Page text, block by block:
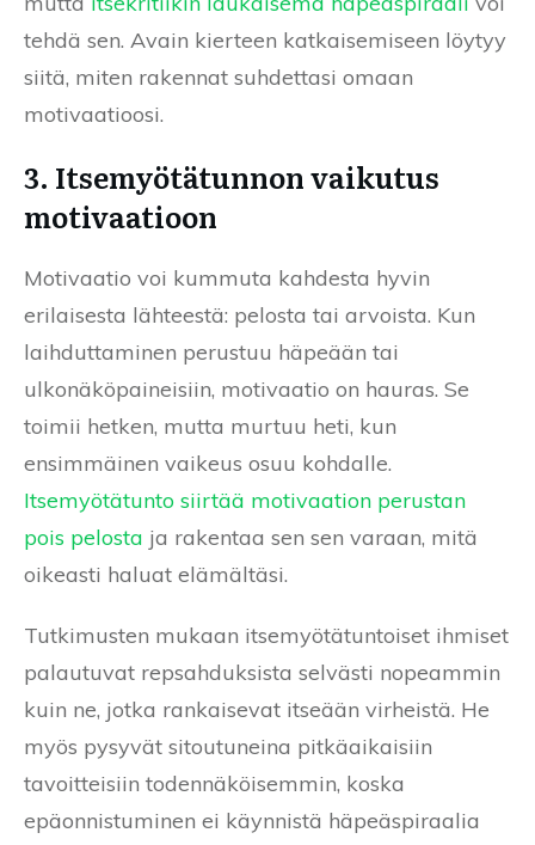
tehdä sen. Avain kierteen katkaisemiseen löytyy
siitä, miten rakennat suhdettasi omaan
motivaatioosi.
3. Itsemyötätunnon vaikutus
motivaatioon
Motivaatio voi kummuta kahdesta hyvin
erilaisesta lähteestä: pelosta tai arvoista. Kun
laihduttaminen perustuu häpeään tai
ulkonäköpaineisiin, motivaatio on hauras. Se
toimii hetken, mutta murtuu heti, kun
ensimmäinen vaikeus osuu kohdalle.
Itsemyötätunto siirtää motivaation perustan
pois pelosta ja rakentaa sen sen varaan, mitä
oikeasti haluat elämältäsi.
Tutkimusten mukaan itsemyötätuntoiset ihmiset
palautuvat repsahduksista selvästi nopeammin
kuin ne, jotka rankaisevat itseään virheistä. He
myös pysyvät sitoutuneina pitkäaikaisiin
tavoitteisiin todennäköisemmin, koska
epäonnistuminen ei käynnistä häpeäspiraalia